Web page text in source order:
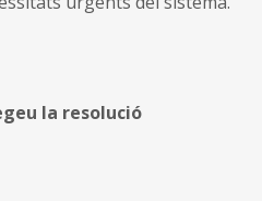
la resolució